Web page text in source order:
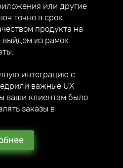
или другие
точно в срок.
продукта на
выйдем из рамок
интеграцию с
важные UX-
ваши клиентам было
заказы в